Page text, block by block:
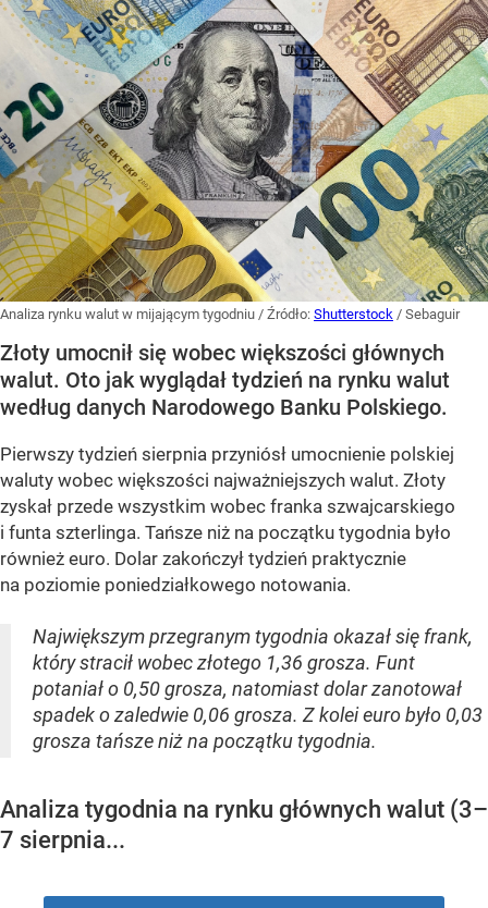
Analiza rynku walut w mijającym tygodniu / Źródło: Shutterstock / Sebaguir
Złoty umocnił się wobec większości głównych
walut. Oto jak wyglądał tydzień na rynku walut
według danych Narodowego Banku Polskiego.
Pierwszy tydzień sierpnia przyniósł umocnienie polskiej
waluty wobec większości najważniejszych walut. Złoty
zyskał przede wszystkim wobec franka szwajcarskiego
i funta szterlinga. Tańsze niż na początku tygodnia było
również euro. Dolar zakończył tydzień praktycznie
na poziomie poniedziałkowego notowania.
Największym przegranym tygodnia okazał się frank,
który stracił wobec złotego 1,36 grosza. Funt
potaniał o 0,50 grosza, natomiast dolar zanotował
spadek o zaledwie 0,06 grosza. Z kolei euro było 0,03
grosza tańsze niż na początku tygodnia.
Analiza tygodnia na rynku głównych walut (3–
7 sierpnia...